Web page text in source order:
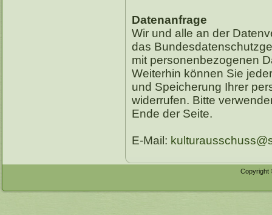
Datenanfrage
Wir und alle an der
das
mit personenbezogenen
Weiterhin können Sie
und Speicherung Ihrer
widerrufen. Bitte
Ende der Seite.
E-Mail:
Copyright